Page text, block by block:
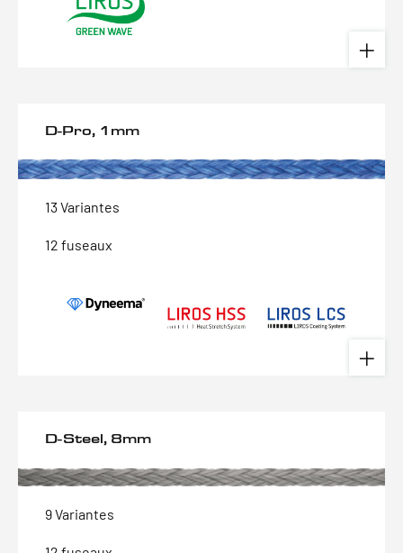
D-Pro, 1mm
13 Variantes
12 fuseaux
D-Steel, 8mm
9 Variantes